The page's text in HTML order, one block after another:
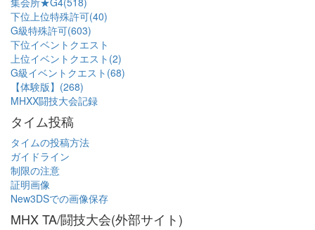
下位上位特殊許可(40)
G級特殊許可(603)
下位イベントクエスト
上位イベントクエスト(2)
G級イベントクエスト(68)
【体験版】(268)
MHXX闘技大会記録
タイム投稿
タイムの投稿方法
ガイドライン
制限の注意
証明画像
New3DSでの画像保存
MHX TA/闘技大会(外部サイト)